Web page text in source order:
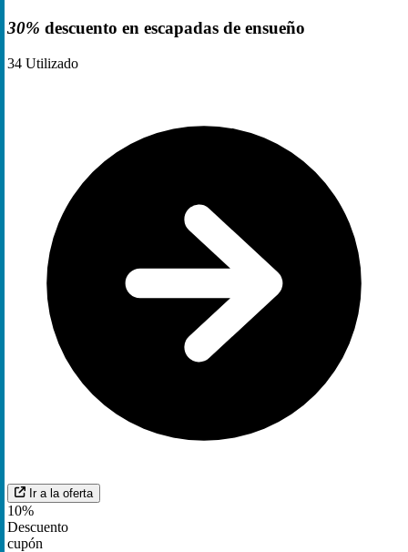
30% descuento en escapadas de ensueño
34 Utilizado
Ir a la oferta
10%
Descuento
cupón